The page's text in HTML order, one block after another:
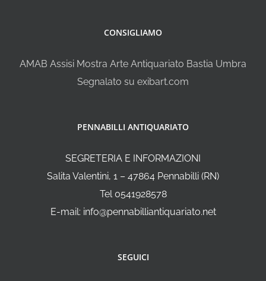
CONSIGLIAMO
AMAB Assisi Mostra Arte Antiquariato Bastia Umbra
Segnalato su exibart.com
PENNABILLI ANTIQUARIATO
SEGRETERIA E INFORMAZIONI
Salita Valentini, 1 – 47864 Pennabilli (RN)
Tel 0541928578
E-mail: info@pennabilliantiquariato.net
SEGUICI